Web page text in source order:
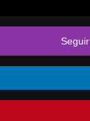
Seguir